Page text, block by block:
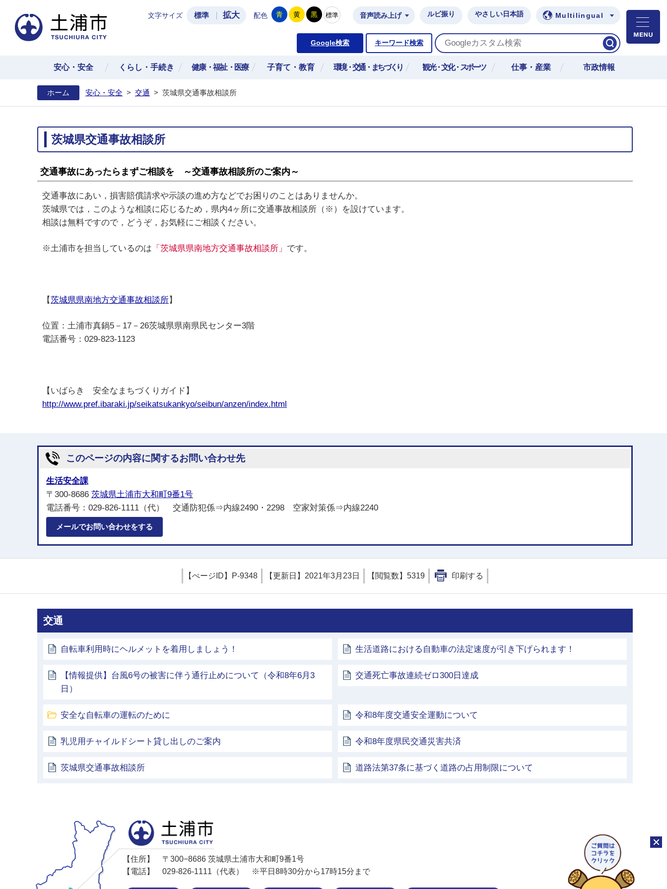
土浦市公式ホームページ
文字サイズ 標準 拡大 配色 青 黄 黒 標準 音声読み上げ ルビ振り やさしい日本語 Multilingual
Google検索 キーワード検索
安心・安全 くらし・手続き 健康・福祉・医療 子育て・教育 環境・交通・まちづくり 観光・文化・スポーツ 仕事・産業 市政情報
ホーム 安心・安全 > 交通 > 茨城県交通事故相談所
茨城県交通事故相談所
交通事故にあったらまずご相談を ～交通事故相談所のご案内～
交通事故にあい，損害賠償請求や示談の進め方などでお困りのことはありませんか。
茨城県では，このような相談に応じるため，県内4ヶ所に交通事故相談所（※）を設けています。
相談は無料ですので，どうぞ，お気軽にご相談ください。
※土浦市を担当しているのは 「茨城県県南地方交通事故相談所」 です。
【茨城県県南地方交通事故相談所】
位置：土浦市真鍋5－17－26茨城県県南県民センター3階
電話番号：029-823-1123
【いばらき 安全なまちづくりガイド】
http://www.pref.ibaraki.jp/seikatsukankyo/seibun/anzen/index.html
このページの内容に関するお問い合わせ先
生活安全課
〒300-8686 茨城県土浦市大和町9番1号
電話番号：029-826-1111（代） 交通防犯係⇒内線2490・2298 空家対策係⇒内線2240
メールでお問い合わせをする
【ぺージID】 P-9348 【更新日】 2021年3月23日 【閲覧数】 5319 印刷する
交通
自転車利用時にヘルメットを着用しましょう！ 生活道路における自動車の法定速度が引き下げられます！
【情報提供】台風6号の被害に伴う通行止めについて（令和8年6月3
日）
交通死亡事故連続ゼロ300日達成
安全な自転車の運転のために 令和8年度交通安全運動について
乳児用チャイルドシート貸し出しのご案内 令和8年度県民交通災害共済
茨城県交通事故相談所 道路法第37条に基づく道路の占用制限について
【住所】
〒300−8686 茨城県土浦市大和町9番1号
【電話】
029-826-1111（代表） ※平日8時30分から17時15分まで
チャ